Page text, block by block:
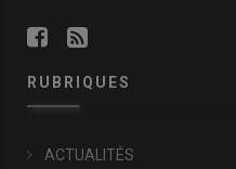
RUBRIQUES
ACTUALITÉS